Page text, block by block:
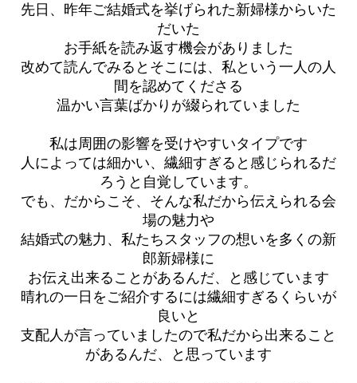
先日、昨年ご結婚式を挙げられた新婦様からいた
だいた
お手紙を読み返す機会がありました
改めて読んでみるとそこには、私という一人の人
間を認めてくださる
温かい言葉ばかりが綴られていました
私は周囲の影響を受けやすいタイプです
人によっては細かい、繊細すぎると感じられるだ
ろうと自覚しています。
でも、だからこそ、そんな私だから伝えられる会
場の魅力や
結婚式の魅力、私たちスタッフの想いを多くの新
郎新婦様に
お伝え出来ることがあるんだ、と感じています
晴れの一日をご紹介するには繊細すぎるくらいが
良いと
支配人が言っていましたので私だから出来ること
があるんだ、と思っています